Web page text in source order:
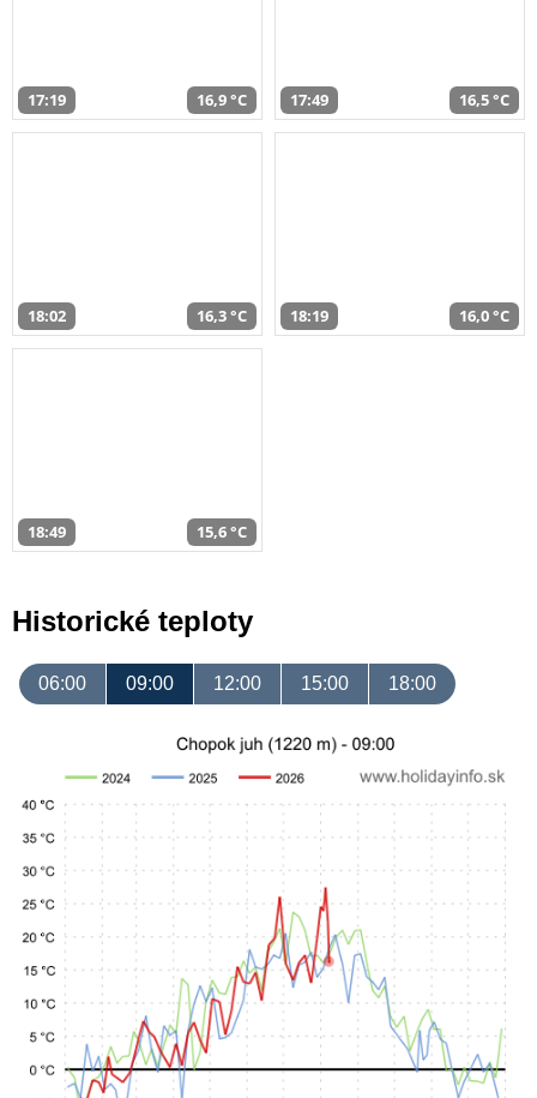
17:19 16,9 °C 17:49 16,5 °C
18:02 16,3 °C 18:19 16,0 °C
18:49 15,6 °C
Historické teploty
06:00 09:00 12:00 15:00 18:00